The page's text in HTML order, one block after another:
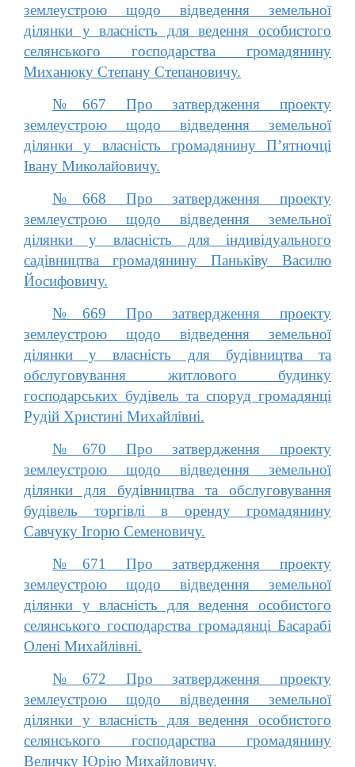
землеустрою щодо відведення земельної
ділянки у власність для ведення особистого
селянського господарства громадянину
Миханюку Степану Степановичу.
№667 Про затвердження проекту
землеустрою щодо відведення земельної
ділянки у власність громадянину П’ятночці
Івану Миколайовичу.
№668 Про затвердження проекту
землеустрою щодо відведення земельної
ділянки у власність для індивідуального
садівництва громадянину Паньківу Василю
Йосифовичу.
№669 Про затвердження проекту
землеустрою щодо відведення земельної
ділянки у власність для будівництва та
обслуговування житлового будинку
господарських будівель та споруд громадянці
Рудій Христині Михайлівні.
№670 Про затвердження проекту
землеустрою щодо відведення земельної
ділянки для будівництва та обслуговування
будівель торгівлі в оренду громадянину
Савчуку Ігорю Семеновичу.
№671 Про затвердження проекту
землеустрою щодо відведення земельної
ділянки у власність для ведення особистого
селянського господарства громадянці Басарабі
Олені Михайлівні.
№672 Про затвердження проекту
землеустрою щодо відведення земельної
ділянки у власність для ведення особистого
селянського господарства громадянину
Величку Юрію Михайловичу.